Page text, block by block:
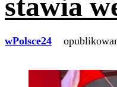
wPolsce24